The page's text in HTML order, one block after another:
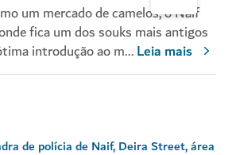
um mercado de camelos, o Naif
fica um dos souks mais antigos
introdução ao m...Leia mais
de polícia de Naif, Deira Street, área